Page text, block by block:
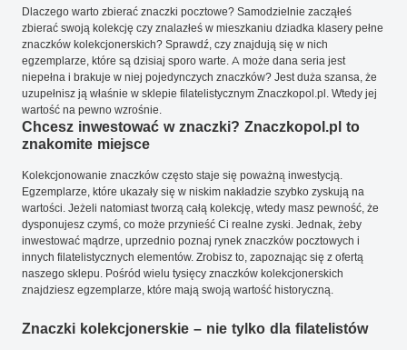
Dlaczego warto zbierać znaczki pocztowe? Samodzielnie zacząłeś
zbierać swoją kolekcję czy znalazłeś w mieszkaniu dziadka klasery pełne
znaczków kolekcjonerskich? Sprawdź, czy znajdują się w nich
egzemplarze, które są dzisiaj sporo warte. A może dana seria jest
niepełna i brakuje w niej pojedynczych znaczków? Jest duża szansa, że
uzupełnisz ją właśnie w sklepie filatelistycznym Znaczkopol.pl. Wtedy jej
wartość na pewno wzrośnie.
Chcesz inwestować w znaczki? Znaczkopol.pl to
znakomite miejsce
Kolekcjonowanie znaczków często staje się poważną inwestycją.
Egzemplarze, które ukazały się w niskim nakładzie szybko zyskują na
wartości. Jeżeli natomiast tworzą całą kolekcję, wtedy masz pewność, że
dysponujesz czymś, co może przynieść Ci realne zyski. Jednak, żeby
inwestować mądrze, uprzednio poznaj rynek znaczków pocztowych i
innych filatelistycznych elementów. Zrobisz to, zapoznając się z ofertą
naszego sklepu. Pośród wielu tysięcy znaczków kolekcjonerskich
znajdziesz egzemplarze, które mają swoją wartość historyczną.
Znaczki kolekcjonerskie – nie tylko dla filatelistów